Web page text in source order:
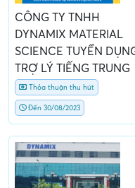
CÔNG TY TNHH
DYNAMIX MATERIAL
SCIENCE TUYỂN
TRỢ LÝ TIẾNG TRUNG
Thỏa thuận thu hút
Đến 30/08/2023